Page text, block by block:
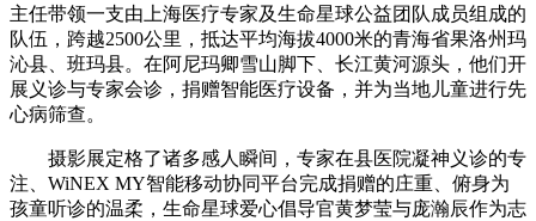
主任带领一支由上海医疗专家及生命星球公益团队成员组成的
队伍，跨越2500公里，抵达平均海拔4000米的青海省果洛州玛
沁县、班玛县。在阿尼玛卿雪山脚下、长江黄河源头，他们开
展义诊与专家会诊，捐赠智能医疗设备，并为当地儿童进行先
心病筛查。
摄影展定格了诸多感人瞬间，专家在县医院凝神义诊的专
注、WiNEX MY智能移动协同平台完成捐赠的庄重、俯身为
孩童听诊的温柔，生命星球爱心倡导官黄梦莹与庞瀚辰作为志